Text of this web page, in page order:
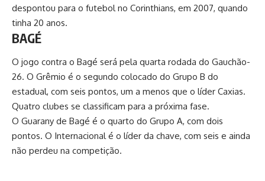
despontou para o futebol no Corinthians, em 2007, quando
tinha 20 anos.
BAGÉ
O jogo contra o Bagé será pela quarta rodada do Gauchão-
26. O Grêmio é o segundo colocado do Grupo B do
estadual, com seis pontos, um a menos que o líder Caxias.
Quatro clubes se classificam para a próxima fase.
O Guarany de Bagé é o quarto do Grupo A, com dois
pontos. O Internacional é o líder da chave, com seis e ainda
não perdeu na competição.